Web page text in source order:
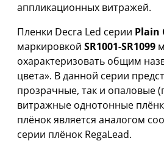
аппликационных витражей.
Пленки Decra Led серии Plain
маркировкой SR1001-SR1099
охарактеризовать общим
цвета». В данной серии
прозрачные, так и опаловые
витражные однотонные
плёнок является аналогом
серии плёнок RegaLead.